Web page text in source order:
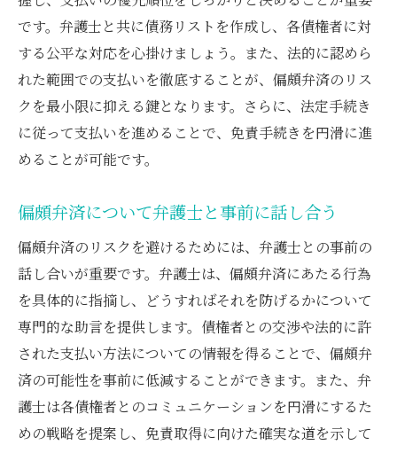
です。弁護士と共に債務リストを作成し、各債権者に対
する公平な対応を心掛けましょう。また、法的に認めら
れた範囲での支払いを徹底することが、偏頗弁済のリス
クを最小限に抑える鍵となります。さらに、法定手続き
に従って支払いを進めることで、免責手続きを円滑に進
めることが可能です。
偏頗弁済について弁護士と事前に話し合う
偏頗弁済のリスクを避けるためには、弁護士との事前の
話し合いが重要です。弁護士は、偏頗弁済にあたる行為
を具体的に指摘し、どうすればそれを防げるかについて
専門的な助言を提供します。債権者との交渉や法的に許
された支払い方法についての情報を得ることで、偏頗弁
済の可能性を事前に低減することができます。また、弁
護士は各債権者とのコミュニケーションを円滑にするた
めの戦略を提案し、免責取得に向けた確実な道を示して